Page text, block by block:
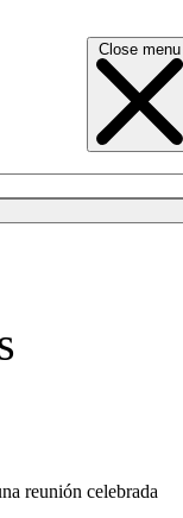
Close menu
reunión celebrada